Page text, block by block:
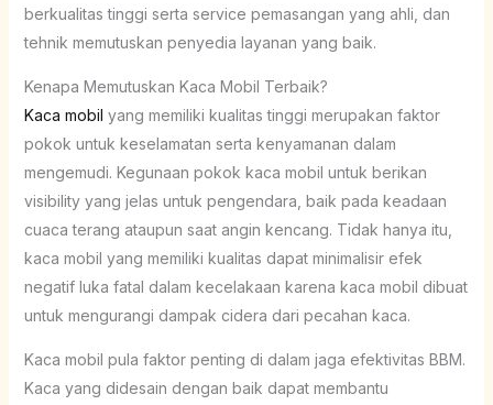
berkualitas tinggi serta service pemasangan yang ahli, dan
tehnik memutuskan penyedia layanan yang baik.
Kenapa Memutuskan Kaca Mobil Terbaik?
Kaca mobil yang memiliki kualitas tinggi merupakan faktor
pokok untuk keselamatan serta kenyamanan dalam
mengemudi. Kegunaan pokok kaca mobil untuk berikan
visibility yang jelas untuk pengendara, baik pada keadaan
cuaca terang ataupun saat angin kencang. Tidak hanya itu,
kaca mobil yang memiliki kualitas dapat minimalisir efek
negatif luka fatal dalam kecelakaan karena kaca mobil dibuat
untuk mengurangi dampak cidera dari pecahan kaca.
Kaca mobil pula faktor penting di dalam jaga efektivitas BBM.
Kaca yang didesain dengan baik dapat membantu